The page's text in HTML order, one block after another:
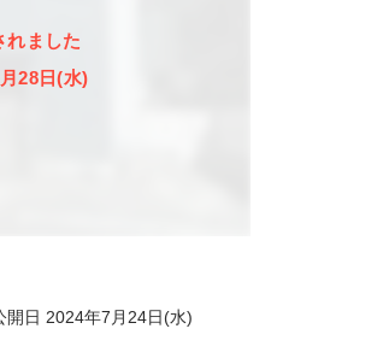
れました
28日(水)
開日 2024年7月24日(水)